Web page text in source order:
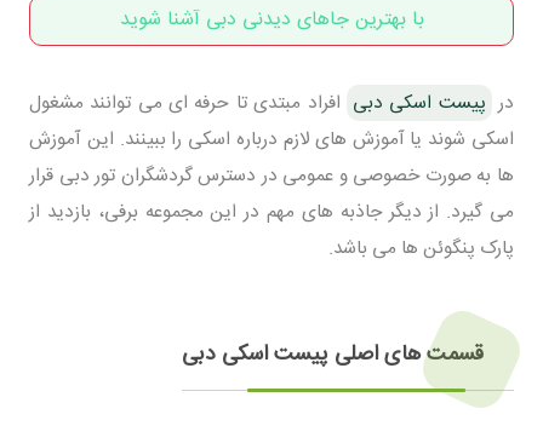
با بهترین جاهای دیدنی دبی آشنا شوید
در پیست اسکی دبی افراد مبتدی تا حرفه ای می توانند مشغول
اسکی شوند یا آموزش های لازم درباره اسکی را ببینند. این آموزش
ها به صورت خصوصی و عمومی در دسترس گردشگران تور دبی قرار
می گیرد. از دیگر جاذبه های مهم در این مجموعه برفی، بازدید از
پارک پنگوئن ها می باشد.
قسمت های اصلی پیست اسکی دبی